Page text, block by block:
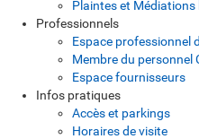
Plaintes et
Professionnels
Espace professionnel
Membre du personnel
Espace fournisseurs
Infos pratiques
Accès et parkings
Horaires de visite